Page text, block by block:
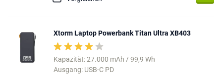
Xtorm Laptop Powerbank Titan Ultra XB403
Kapazität: 27.000 mAh / 99,9 Wh
Ausgang: USB-C PD